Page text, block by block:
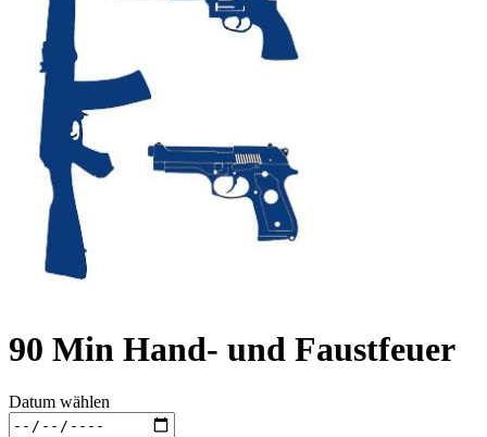
90 Min Hand- und Faustfeuer
Datum wählen